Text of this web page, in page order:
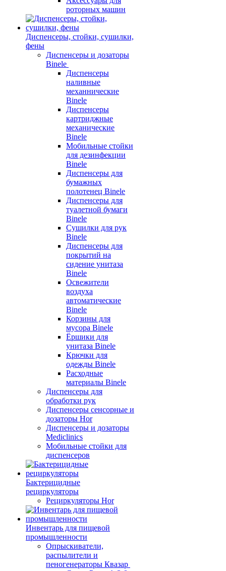
роторных машин
Диспенсеры, стойки, сушилки,
фены
Диспенсеры и дозаторы
Binele
Диспенсеры
наливные
механнические
Binele
Диспенсеры
картриджные
механические
Binele
Мобильные стойки
для дезинфекции
Binele
Диспенсеры для
бумажных
полотенец Binele
Диспенсеры для
туалетной бумаги
Binele
Сушилки для рук
Binele
Диспенсеры для
покрытий на
сидение унитаза
Binele
Освежители
воздуха
автоматические
Binele
Корзины для
мусора Binele
Ёршики для
унитаза Binele
Крючки для
одежды Binele
Расходные
материалы Binele
Диспенсеры для
обработки рук
Диспенсеры сенсорные и
дозаторы Hor
Диспенсеры и дозаторы
Mediclinics
Мобильные стойки для
диспенсеров
Бактерицидные
рециркуляторы
Рециркуляторы Hor
Инвентарь для пищевой
промышленности
Опрыскиватели,
распылители и
пеногенераторы Квазар